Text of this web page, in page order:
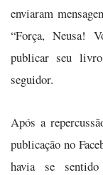
enviaram
“Força, Neusa!
publicar seu
seguidor.
Após a
publicação no
havia se